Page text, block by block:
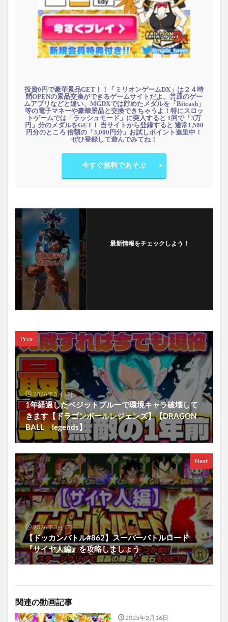
投資0円で豪華景品GET！！「ミリオンゲームDX」は２４時
間OPENの景品交換ができるゲームサイトだよ。普通のゲー
ムアプリなどと違い、MGDXでは貯めたメダルを「Bitcash」
等の電子マネーや豪華景品と交換できちゃうよ！特にスロッ
トゲームでは「ラッシュモード」に突入すると 1回で「3万
円」分のメダルをGET！ 当サイトから登録すると 通常1,500
円分のところ 倍額の「3,000円分」お試しポイント進呈中！
ぜひ登録して遊んでみてね！
今すぐ無料であそぶ
最新情報をチェックしよう！
Prev
2026年3月17日
1年経過したベジットブルーで環境キャラ破壊して
きます【ドラゴンボールレジェンズ】【DRAGON
BALL legends】
Next
2026年3月17日
【ドッカンバトル#862】スーパーバトルロード
『サイヤ人編』を攻略しましょう
関連の動画記事
2025年2月16日